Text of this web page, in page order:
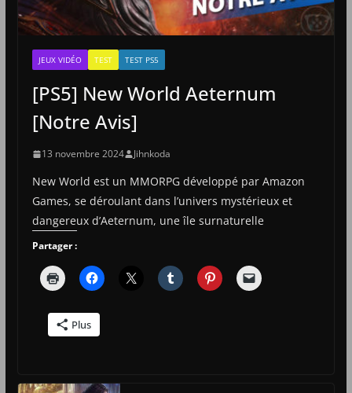
JEUX VIDÉO TEST TEST PS5
[PS5] New World Aeternum
[Notre Avis]
13 novembre 2024 Jihnkoda
New World est un MMORPG développé par Amazon
Games, se déroulant dans l’univers mystérieux et
dangereux d’Aeternum, une île surnaturelle
Partager :
Plus